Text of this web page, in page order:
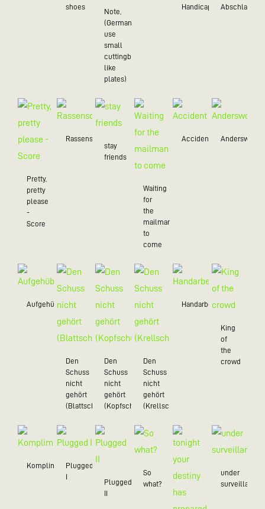
shoes
Note,
(Germans
use
small
cuttingboards
like
plates)
Handicap
Abschlag
Pretty,
pretty
please
-
Score
Rassenschau
stay
friends
Waiting
for
the
mailman
to
come
Accident Anderswo
Aufgehübscht
Den
Schuss
nicht
gehört
(Blattschuss)
Den
Schuss
nicht
gehört
(Kopfschuss)
Den
Schuss
nicht
gehört
(Krellschuss)
Handarbeit
King
of
the
crowd
KomplimentPlugged
I
Plugged
II
So
what?
under
surveillance